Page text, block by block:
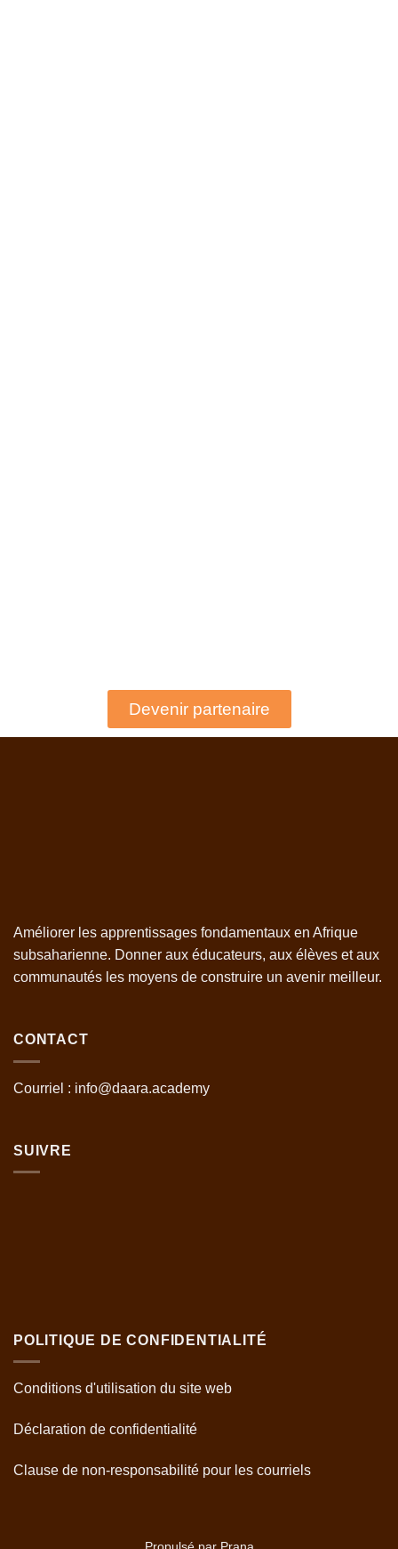
Devenir partenaire
Améliorer les apprentissages fondamentaux en Afrique
subsaharienne. Donner aux éducateurs, aux élèves et aux
communautés les moyens de construire un avenir meilleur.
CONTACT
Courriel : info@daara.academy
SUIVRE
POLITIQUE DE CONFIDENTIALITÉ
Conditions d'utilisation du site web
Déclaration de confidentialité
Clause de non-responsabilité pour les courriels